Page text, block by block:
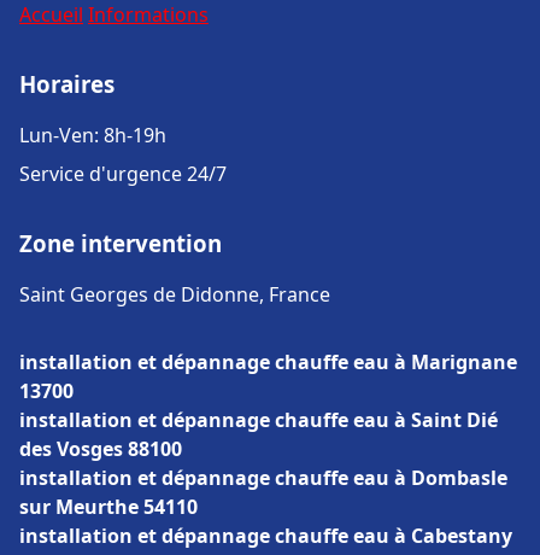
Accueil Informations
Horaires
Lun-Ven: 8h-19h
Service d'urgence 24/7
Zone intervention
Saint Georges de Didonne, France
installation et dépannage chauffe eau à Marignane
13700
installation et dépannage chauffe eau à Saint Dié
des Vosges 88100
installation et dépannage chauffe eau à Dombasle
sur Meurthe 54110
installation et dépannage chauffe eau à Cabestany